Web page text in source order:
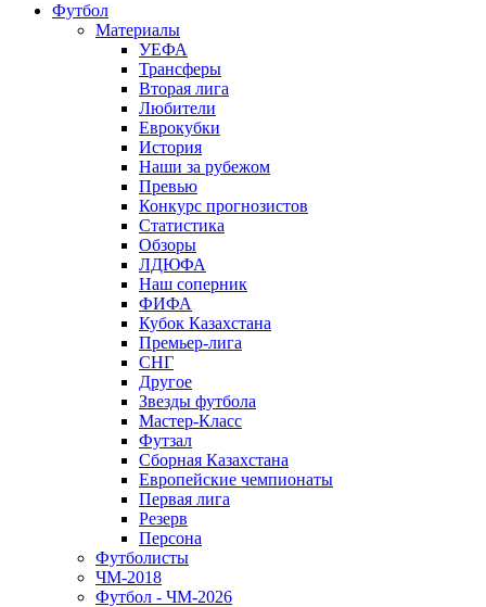
Футбол
Материалы
УЕФА
Трансферы
Вторая лига
Любители
Еврокубки
История
Наши за рубежом
Превью
Конкурс прогнозистов
Статистика
Обзоры
ЛДЮФА
Наш соперник
ФИФА
Кубок Казахстана
Премьер-лига
СНГ
Другое
Звезды футбола
Мастер-Класс
Футзал
Сборная Казахстана
Европейские чемпионаты
Первая лига
Резерв
Персона
Футболисты
ЧМ-2018
Футбол - ЧМ-2026